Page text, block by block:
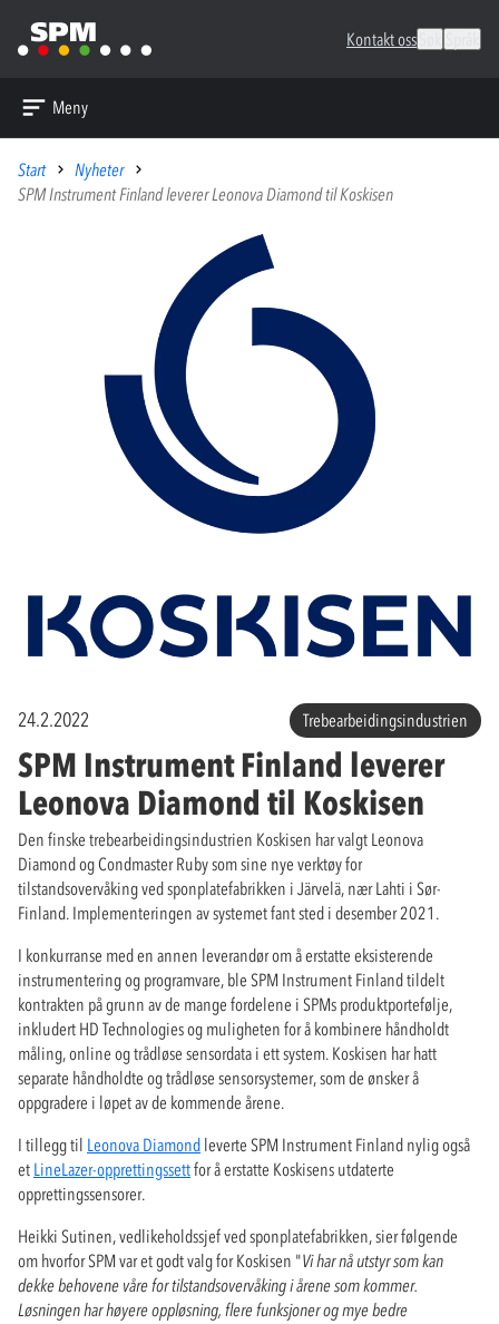
Kontakt oss
Meny
Start
Nyheter
SPM Instrument Finland leverer Leonova Diamond til Koskisen
24.2.2022 Trebearbeidingsindustrien
SPM Instrument Finland leverer
Leonova Diamond til Koskisen
Den finske trebearbeidingsindustrien Koskisen har valgt Leonova
Diamond og Condmaster Ruby som sine nye verktøy for
tilstandsovervåking ved sponplatefabrikken i Järvelä, nær Lahti i Sør-
Finland. Implementeringen av systemet fant sted i desember 2021.
I konkurranse med en annen leverandør om å erstatte eksisterende
instrumentering og programvare, ble SPM Instrument Finland tildelt
kontrakten på grunn av de mange fordelene i SPMs produktportefølje,
inkludert HD Technologies og muligheten for å kombinere håndholdt
måling, online og trådløse sensordata i ett system. Koskisen har hatt
separate håndholdte og trådløse sensorsystemer, som de ønsker å
oppgradere i løpet av de kommende årene.
I tillegg til Leonova Diamond leverte SPM Instrument Finland nylig også
et LineLazer-opprettingssettfor å erstatte Koskisens utdaterte
opprettingssensorer.
Heikki Sutinen, vedlikeholdssjef ved sponplatefabrikken, sier følgende
om hvorfor SPM var et godt valg for Koskisen "Vi har nå utstyr som kan
dekke behovene våre for tilstandsovervåking i årene som kommer.
Løsningen har høyere oppløsning, flere funksjoner og mye bedre